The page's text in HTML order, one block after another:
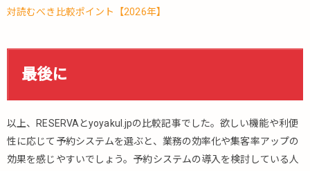
対読むべき比較ポイント【2026年】
最後に
以上、RESERVAとyoyakul.jpの比較記事でした。欲しい機能や利便
性に応じて予約システムを選ぶと、業務の効率化や集客率アップの
効果を感じやすいでしょう。予約システムの導入を検討している人